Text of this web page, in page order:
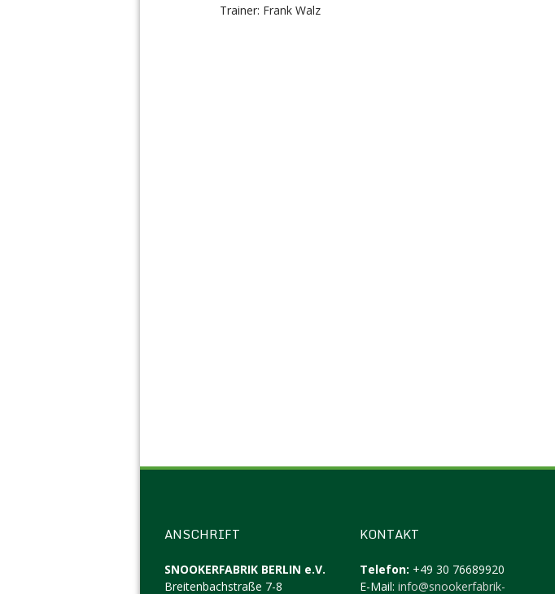
Trainer: Frank Walz
ANSCHRIFT
SNOOKERFABRIK BERLIN e.V.
Breitenbachstraße 7-8
KONTAKT
Telefon: +49 30 76689920
E-Mail: info@snookerfabrik-